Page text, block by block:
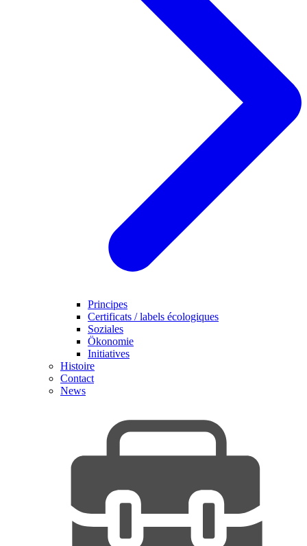
Principes
Certificats / labels écologiques
Soziales
Ökonomie
Initiatives
Histoire
Contact
News